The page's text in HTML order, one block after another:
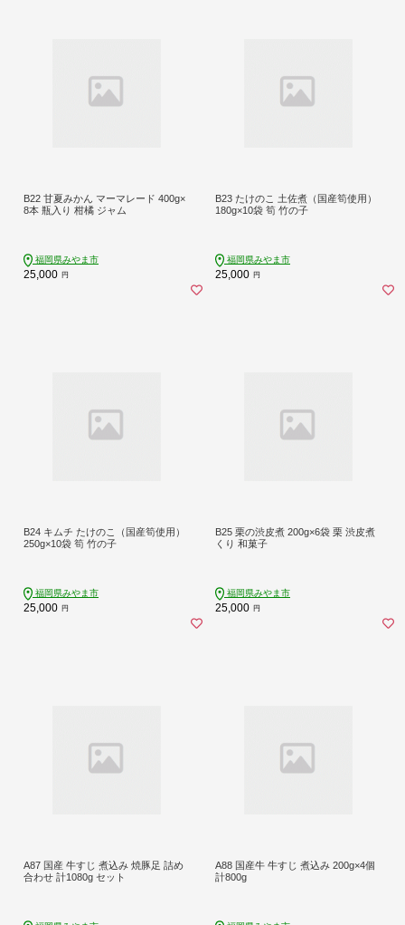
B22 甘夏みかん マーマレード 400g×
8本 瓶入り 柑橘 ジャム
福岡県みやま市
25,000 円
B23 たけのこ 土佐煮（国産筍使用）
180g×10袋 筍 竹の子
福岡県みやま市
25,000 円
B24 キムチ たけのこ（国産筍使用）
250g×10袋 筍 竹の子
福岡県みやま市
25,000 円
B25 栗の渋皮煮 200g×6袋 栗 渋皮煮
くり 和菓子
福岡県みやま市
25,000 円
A87 国産 牛すじ 煮込み 焼豚足 詰め
合わせ 計1080g セット
A88 国産牛 牛すじ 煮込み 200g×4個
計800g